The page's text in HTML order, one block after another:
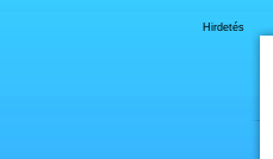
Hirdetés